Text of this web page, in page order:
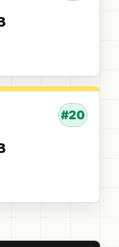
#20